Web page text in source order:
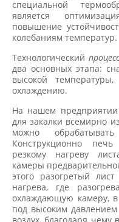
специальной
является
повышение
колебаниям температур.
Технологический
два основных этапа:
высокой
охлаждению.
На нашем предприятии
для закалки всемирно
можно
Конструкционно
резкому нагреву
камеры
этого разогретый
нагрева, где
охлаждающую камеру,
под высоким